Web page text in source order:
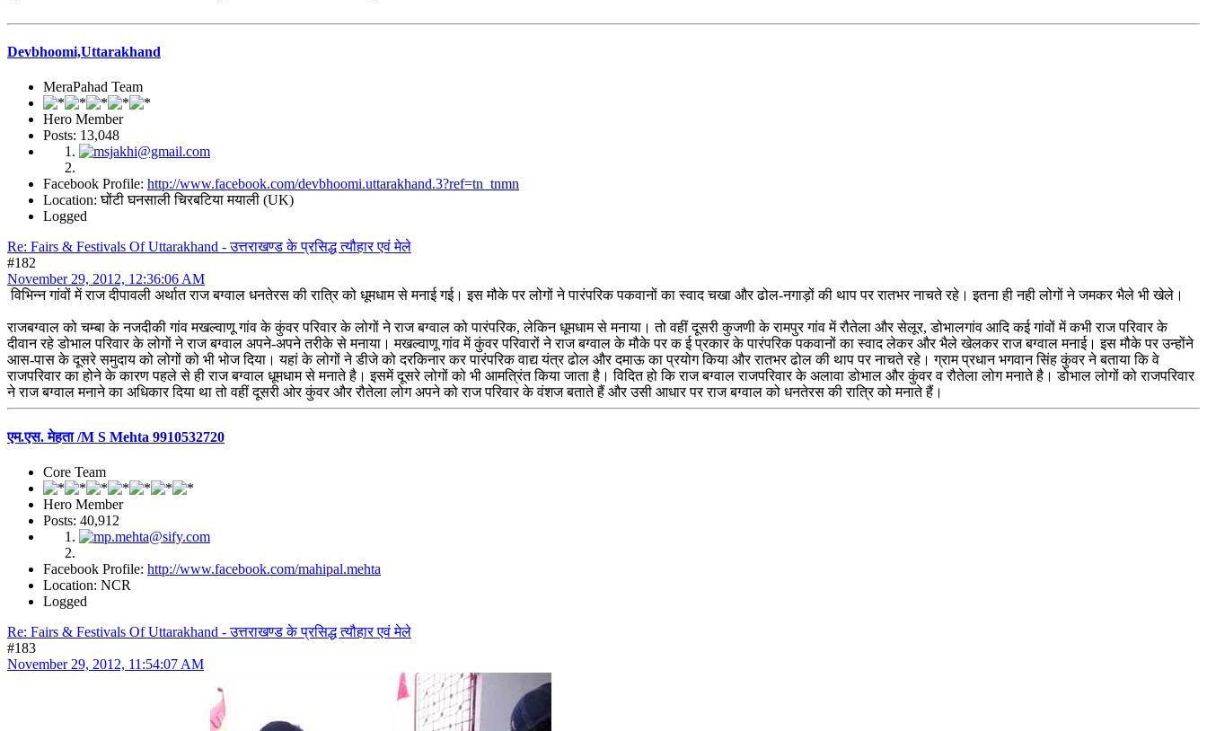
Devbhoomi,Uttarakhand
MeraPahad Team
Hero Member
Posts: 13,048
Facebook Profile: http://www.facebook.com/devbhoomi.uttarakhand.3?ref=tn_tnmn
Location: घोंटी घनसाली चिरबटिया मयाली (UK)
Logged
Re: Fairs & Festivals Of Uttarakhand - उत्तराखण्ड के प्रसिद्ध त्यौहार एवं मेले
#182
November 29, 2012, 12:36:06 AM
विभिन्न गांवों में राज दीपावली अर्थात राज बग्वाल धनतेरस की रात्रि को धूमधाम से मनाई गई। इस मौके पर लोगों ने पारंपरिक पकवानों का स्वाद चखा और ढोल-नगाड़ों की थाप पर रातभर नाचते रहे। इतना ही नही लोगों ने जमकर भैले भी खेले।
राजबग्वाल को चम्बा के नजदीकी गांव मखल्वाणू गांव के कुंवर परिवार के लोगों ने राज बग्वाल को पारंपरिक, लेकिन धूमधाम से मनाया। तो वहीं दूसरी कुजणी के रामपुर गांव में रौतेला और सेलूर, डोभालगांव आदि कई गांवों में कभी राज परिवार के
दीवान रहे डोभाल परिवार के लोगों ने राज बग्वाल अपने-अपने तरीके से मनाया। मखल्वाणू गांव में कुंवर परिवारों ने राज बग्वाल के मौके पर क ई प्रकार के पारंपरिक पकवानों का स्वाद लेकर और भैले खेलकर राज बग्वाल मनाई। इस मौके पर उन्होंने
आस-पास के दूसरे समुदाय को लोगों को भी भोज दिया। यहां के लोगों ने डीजे को दरकिनार कर पारंपरिक वाद्य यंत्र ढोल और दमाऊ का प्रयोग किया और रातभर ढोल की थाप पर नाचते रहे। ग्राम प्रधान भगवान सिंह कुंवर ने बताया कि वे
राजपरिवार का होने के कारण पहले से ही राज बग्वाल धूमधाम से मनाते है। इसमें दूसरे लोगों को भी आमत्रिंत किया जाता है। विदित हो कि राज बग्वाल राजपरिवार के अलावा डोभाल और कुंवर व रौतेला लोग मनाते है। डोभाल लोगों को राजपरिवार
ने राज बग्वाल मनाने का अधिकार दिया था तो वहीं दूसरी ओर कुंवर और रौतेला लोग अपने को राज परिवार के वंशज बताते हैं और उसी आधार पर राज बग्वाल को धनतेरस की रात्रि को मनाते हैं।
एम.एस. मेहता /M S Mehta 9910532720
Core Team
Hero Member
Posts: 40,912
Facebook Profile: http://www.facebook.com/mahipal.mehta
Location: NCR
Logged
Re: Fairs & Festivals Of Uttarakhand - उत्तराखण्ड के प्रसिद्ध त्यौहार एवं मेले
#183
November 29, 2012, 11:54:07 AM